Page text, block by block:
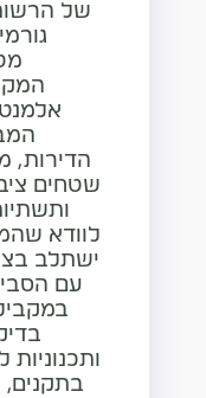
של
הדירות,
שטחים
לוודא
ישתלב
עם
ותכנוניות
בתקנים,